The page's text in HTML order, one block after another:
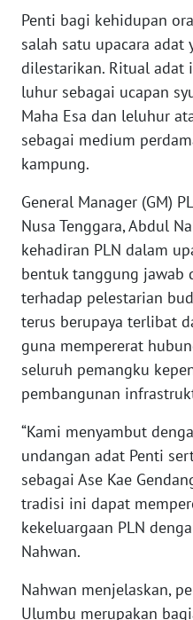
Penti bagi kehidupan
salah satu upacara
dilestarikan. Ritual adat
luhur sebagai ucapan
Maha Esa dan leluhur
sebagai medium
kampung.
General Manager (GM)
Nusa Tenggara, Abdul
kehadiran PLN dalam
bentuk tanggung jawab
terhadap pelestarian
terus berupaya terlibat
guna mempererat
seluruh pemangku
pembangunan
“Kami menyambut
undangan adat Penti
sebagai Ase Kae
tradisi ini dapat
kekeluargaan PLN
Nahwan.
Nahwan menjelaskan,
Ulumbu merupakan
WN
NTB
WN
SULTENG
WN
SULBAR
BABEL
WN
SUMBAR
WN
SUMSEL
WN
BENGKULU
WN
LAMPUNG
JATENG